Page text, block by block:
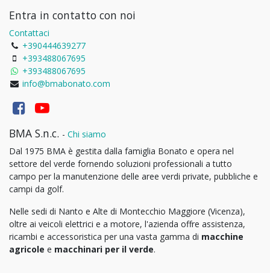
Entra in contatto con noi
Contattaci
+390444639277
+393488067695
+393488067695
info@bmabonato.com
BMA S.n.c. - Chi siamo
Dal 1975 BMA è gestita dalla famiglia Bonato e opera nel
settore del verde fornendo soluzioni professionali a tutto
campo per la manutenzione delle aree verdi private, pubbliche e
campi da golf.
Nelle sedi di Nanto e Alte di Montecchio Maggiore (Vicenza),
oltre ai veicoli elettrici e a motore, l'azienda offre assistenza,
ricambi e accessoristica per una vasta gamma di macchine
agricole e macchinari per il verde.